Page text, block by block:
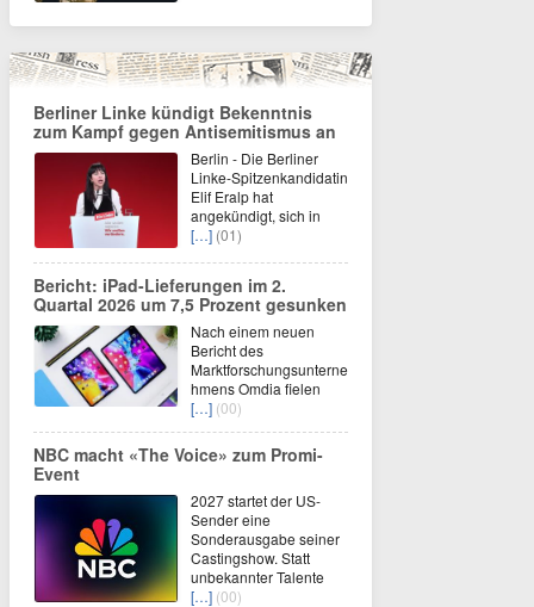
Berliner Linke kündigt Bekenntnis
zum Kampf gegen Antisemitismus an
Berlin - Die Berliner
Linke-Spitzenkandidatin
Elif Eralp hat
angekündigt, sich in
[…] (01)
Bericht: iPad-Lieferungen im 2.
Quartal 2026 um 7,5 Prozent gesunken
Nach einem neuen
Bericht des
Marktforschungsunterne
hmens Omdia fielen
[…] (00)
NBC macht «The Voice» zum Promi-
Event
2027 startet der US-
Sender eine
Sonderausgabe seiner
Castingshow. Statt
unbekannter Talente
[…] (00)